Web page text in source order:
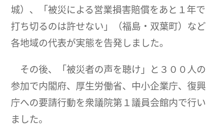
城）、「被災による営業損害賠償をあと１年で
打ち切るのは許せない」（福島・双葉町）など
各地域の代表が実態を告発しました。
その後、「被災者の声を聴け」と３００人の
参加で内閣府、厚生労働省、中小企業庁、復興
庁への要請行動を衆議院第１議員会館内で行い
ました。